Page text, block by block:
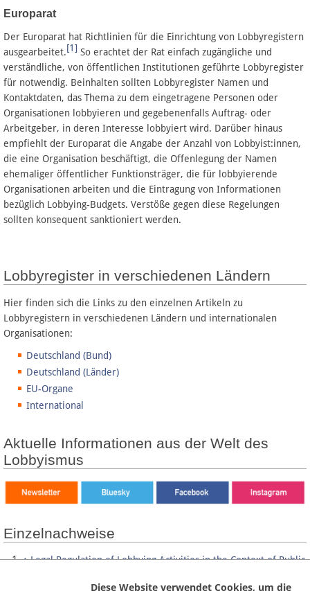
Über Lobbypedia
Impressum
Europarat
Der Europarat hat Richtlinien für die Einrichtung von Lobbyregistern
ausgearbeitet.[1] So erachtet der Rat einfach zugängliche und
verständliche, von öffentlichen Institutionen geführte Lobbyregister
für notwendig. Beinhalten sollten Lobbyregister Namen und
Kontaktdaten, das Thema zu dem eingetragene Personen oder
Organisationen lobbyieren und gegebenenfalls Auftrag- oder
Arbeitgeber, in deren Interesse lobbyiert wird. Darüber hinaus
empfiehlt der Europarat die Angabe der Anzahl von Lobbyist:innen,
die eine Organisation beschäftigt, die Offenlegung der Namen
ehemaliger öffentlicher Funktionsträger, die für lobbyierende
Organisationen arbeiten und die Eintragung von Informationen
bezüglich Lobbying-Budgets. Verstöße gegen diese Regelungen
sollten konsequent sanktioniert werden.
Lobbyregister in verschiedenen Ländern
Hier finden sich die Links zu den einzelnen Artikeln zu
Lobbyregistern in verschiedenen Ländern und internationalen
Organisationen:
Deutschland (Bund)
Deutschland (Länder)
EU-Organe
International
Aktuelle Informationen aus der Welt des
Lobbyismus
Einzelnachweise
↑ Legal Regulation of Lobbying Activities in the Context of Public
Diese Website verwendet Cookies, um die